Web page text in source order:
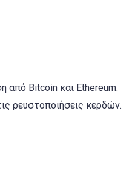
από Bitcoin και Ethereum.
ρευστοποιήσεις κερδών.